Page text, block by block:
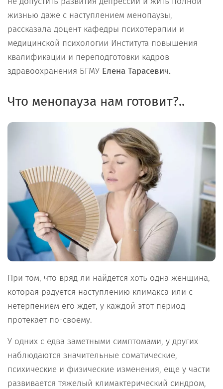
жизнью даже с наступлением менопаузы,
рассказала доцент кафедры психотерапии и
медицинской психологии Института повышения
квалификации и переподготовки кадров
здравоохранения БГМУ Елена Тарасевич.
Что менопауза нам готовит?..
При том, что вряд ли найдется хоть одна женщина,
которая радуется наступлению климакса или с
нетерпением его ждет, у каждой этот период
протекает по-своему.
У одних с едва заметными симптомами, у других
наблюдаются значительные соматические,
психические и физические изменения, еще у части
развивается тяжелый климактерический синдром,